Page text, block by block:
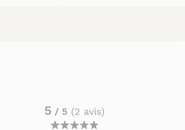
5 / 5 (2 avis)